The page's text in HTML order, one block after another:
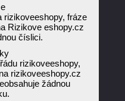
rizikoveeshopy, fráze
Rizikove eshopy.cz
číslici.
rizikoveeshopy,
rizikoveeshopy.cz
žádnou